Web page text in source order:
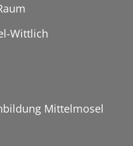
Wittlich
Mittelmosel